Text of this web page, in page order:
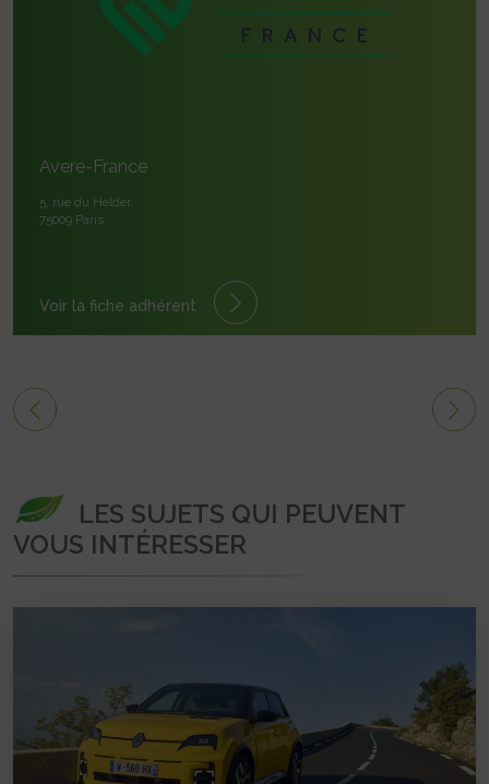
Avere-France
5, rue du Helder
75009 Paris
Voir la fiche adhérent
LES SUJETS QUI PEUVENT
VOUS INTÉRESSER